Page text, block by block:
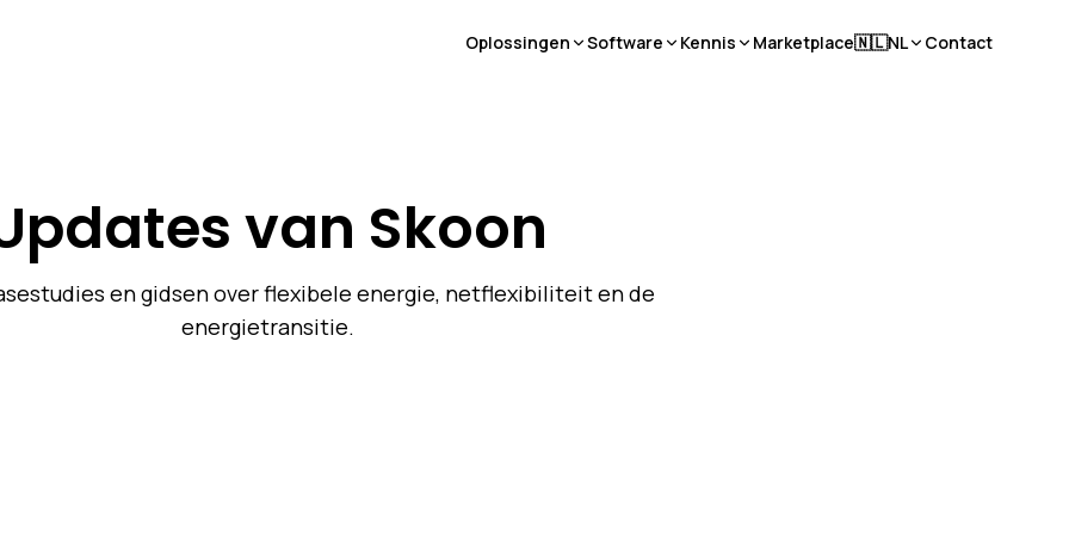
Oplossingen Software Kennis Marketplace🇳🇱NL Contact
van Skoon
en gidsen over flexibele energie, netflexibiliteit en de
energietransitie.